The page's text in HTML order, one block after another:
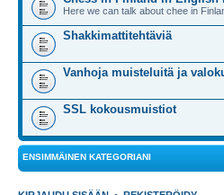
Here we can talk about chee in
Shakkimattitehtäviä
Vanhoja muisteluitä ja
SSL kokousmuistiot
ENSIMMÄINEN KATEGORIANI